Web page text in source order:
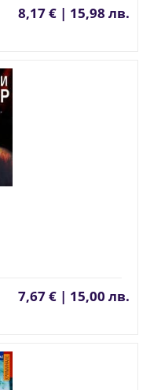
8,17 € | 15,98 лв.
7,67 € | 15,00 лв.